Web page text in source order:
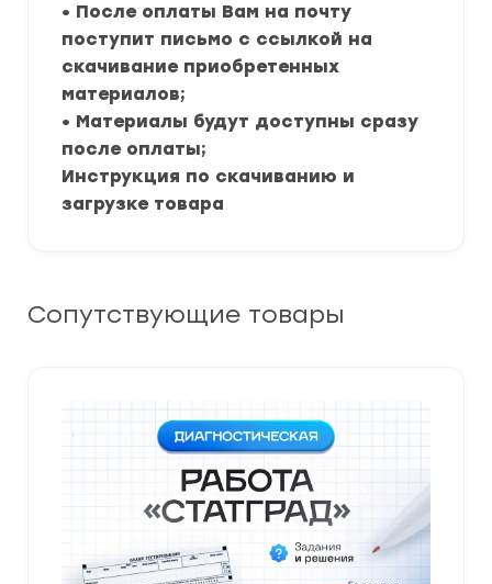
• После оплаты Вам на почту
поступит письмо с ссылкой на
скачивание приобретенных
материалов;
• Материалы будут доступны сразу
после оплаты;
Инструкция по скачиванию и
загрузке товара
Сопутствующие товары